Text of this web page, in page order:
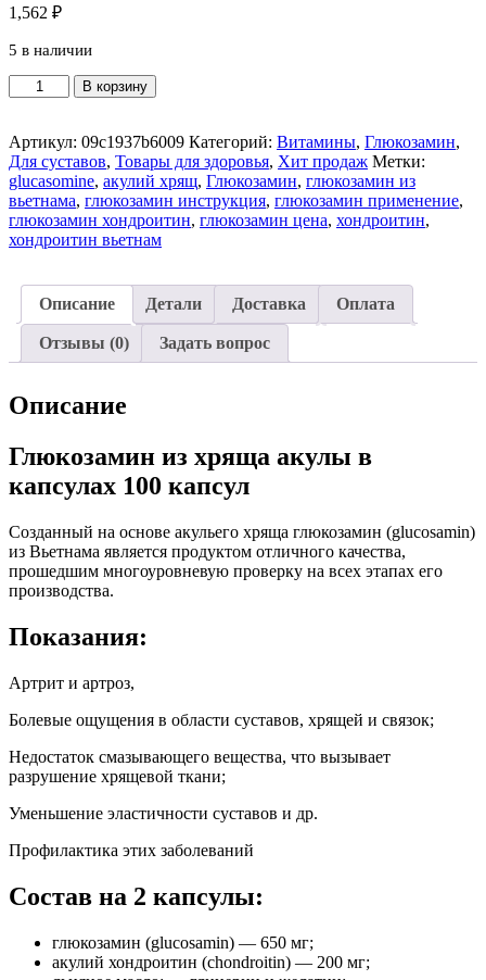
1,562 ₽
5 в наличии
Количество
товара
glucosamin
из
хряща
акулы
в
капсулах
В корзину
Артикул: 09c1937b6009 Категорий: Витамины, Глюкозамин,
Для суставов, Товары для здоровья, Хит продаж Метки:
glucasomine, акулий хрящ, Глюкозамин, глюкозамин из
вьетнама, глюкозамин инструкция, глюкозамин применение,
глюкозамин хондроитин, глюкозамин цена, хондроитин,
хондроитин вьетнам
Описание Детали Доставка Оплата
Отзывы (0) Задать вопрос
Описание
Глюкозамин из хряща акулы в
капсулах 100 капсул
Созданный на основе акульего хряща глюкозамин (glucosamin)
из Вьетнама является продуктом отличного качества,
прошедшим многоуровневую проверку на всех этапах его
производства.
Показания:
Артрит и артроз,
Болевые ощущения в области суставов, хрящей и связок;
Недостаток смазывающего вещества, что вызывает
разрушение хрящевой ткани;
Уменьшение эластичности суставов и др.
Профилактика этих заболеваний
Состав на 2 капсулы:
глюкозамин (glucosamin) — 650 мг;
акулий хондроитин (chondroitin) — 200 мг;